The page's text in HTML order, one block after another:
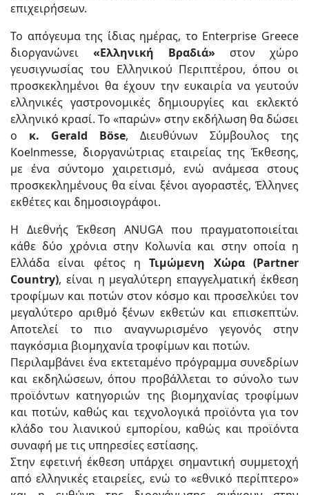
επιχειρήσεων.
Το απόγευμα της ίδιας ημέρας, το Enterprise Greece
διοργανώνει «Ελληνική Βραδιά» στον χώρο
γευσιγνωσίας του Ελληνικού Περιπτέρου, όπου οι
προσκεκλημένοι θα έχουν την ευκαιρία να γευτούν
ελληνικές γαστρονομικές δημιουργίες και εκλεκτό
ελληνικό κρασί. Το «παρών» στην εκδήλωση θα δώσει
ο κ. Gerald Böse, Διευθύνων Σύμβουλος της
Koelnmesse, διοργανώτριας εταιρείας της Έκθεσης,
με ένα σύντομο χαιρετισμό, ενώ ανάμεσα στους
προσκεκλημένους θα είναι ξένοι αγοραστές, Έλληνες
εκθέτες και δημοσιογράφοι.
Η Διεθνής Έκθεση ANUGA που πραγματοποιείται
κάθε δύο χρόνια στην Κολωνία και στην οποία η
Ελλάδα είναι φέτος ηΤιμώμενη Χώρα (Partner
Country), είναι η μεγαλύτερη επαγγελματική έκθεση
τροφίμων και ποτών στον κόσμο και προσελκύει τον
μεγαλύτερο αριθμό ξένων εκθετών και επισκεπτών.
Αποτελεί το πιο αναγνωρισμένο γεγονός στην
παγκόσμια βιομηχανία τροφίμων και ποτών.
Περιλαμβάνει ένα εκτεταμένο πρόγραμμα συνεδρίων
και εκδηλώσεων, όπου προβάλλεται το σύνολο των
προϊόντων κατηγοριών της βιομηχανίας τροφίμων
και ποτών, καθώς και τεχνολογικά προϊόντα για τον
κλάδο του λιανικού εμπορίου, καθώς και προϊόντα
συναφή με τις υπηρεσίες εστίασης.
Στην εφετινή έκθεση υπάρχει σημαντική συμμετοχή
από ελληνικές εταιρείες, ενώ το «εθνικό περίπτερο»